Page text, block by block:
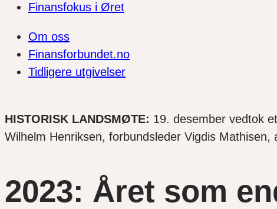
Finansfokus i Øret
Om oss
Finansforbundet.no
Tidligere utgivelser
HISTORISK LANDSMØTE: 19. desember vedtok
Wilhelm Henriksen, forbundsleder Vigdis
2023: Året som